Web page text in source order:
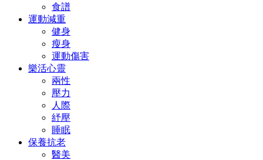
食譜
運動減重
健身
瘦身
運動傷害
樂活心靈
兩性
壓力
人際
紓壓
睡眠
保養抗老
醫美